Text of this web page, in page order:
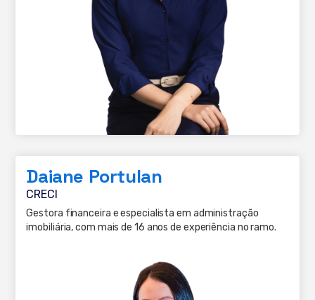
Daiane Portulan
CRECI
Gestora financeira e especialista em administração
imobiliária, com mais de 16 anos de experiência no ramo.